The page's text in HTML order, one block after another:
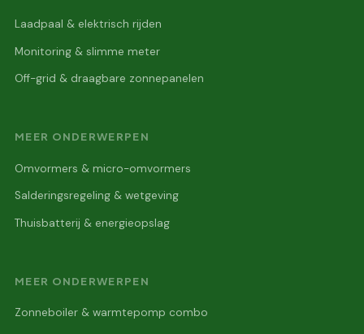
Laadpaal & elektrisch rijden
Monitoring & slimme meter
Off-grid & draagbare zonnepanelen
MEER ONDERWERPEN
Omvormers & micro-omvormers
Salderingsregeling & wetgeving
Thuisbatterij & energieopslag
MEER ONDERWERPEN
Zonneboiler & warmtepomp combo